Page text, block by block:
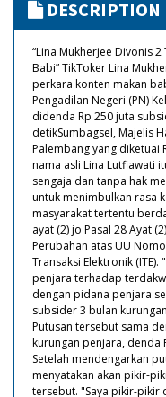
DESCRIPTION
“Lina Mukherjee Divonis
Babi” TikToker Lina
perkara konten makan
Pengadilan Negeri (PN)
didenda Rp 250 juta
detikSumbagsel, Majelis
Palembang yang diketuai
nama asli Lina Lutfiawati
sengaja dan tanpa hak
untuk menimbulkan rasa
masyarakat tertentu
ayat (2) jo Pasal 28 Ayat
Perubahan atas UU
Transaksi Elektronik
penjara terhadap
dengan pidana penjara
subsider 3 bulan
Putusan tersebut sama
kurungan penjara, denda
Setelah mendengarkan
menyatakan akan pikir-
tersebut. "Saya pikir-pikir